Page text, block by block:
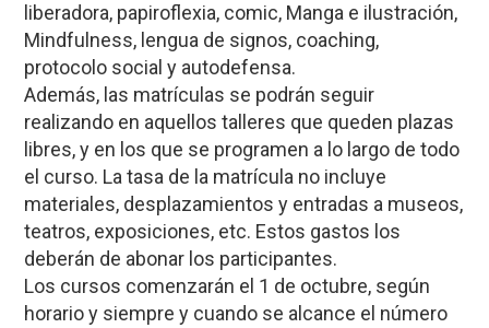
liberadora, papiroflexia, comic, Manga e ilustración,
Mindfulness, lengua de signos, coaching,
protocolo social y autodefensa.
Además, las matrículas se podrán seguir
realizando en aquellos talleres que queden plazas
libres, y en los que se programen a lo largo de todo
el curso. La tasa de la matrícula no incluye
materiales, desplazamientos y entradas a museos,
teatros, exposiciones, etc. Estos gastos los
deberán de abonar los participantes.
Los cursos comenzarán el 1 de octubre, según
horario y siempre y cuando se alcance el número